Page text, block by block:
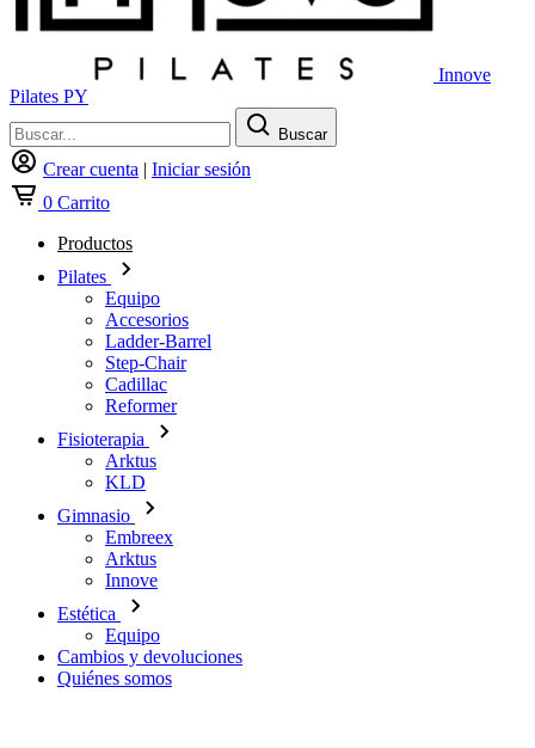
Innove
Pilates PY
Buscar
Crear cuenta | Iniciar sesión
0 Carrito
Productos
Pilates
Equipo
Accesorios
Ladder-Barrel
Step-Chair
Cadillac
Reformer
Fisioterapia
Arktus
KLD
Gimnasio
Embreex
Arktus
Innove
Estética
Equipo
Cambios y devoluciones
Quiénes somos